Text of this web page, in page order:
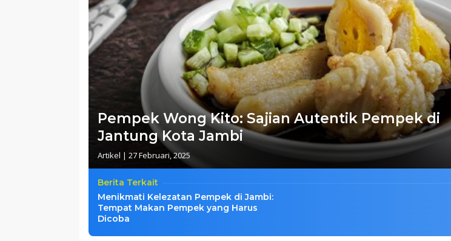
Pempek Wong Kito: Sajian Autentik Pempek di
Jantung Kota Jambi
Artikel | 27 Februari, 2025
Berita Terkait
Menikmati Kelezatan Pempek di Jambi:
Tempat Makan Pempek yang Harus
Dicoba